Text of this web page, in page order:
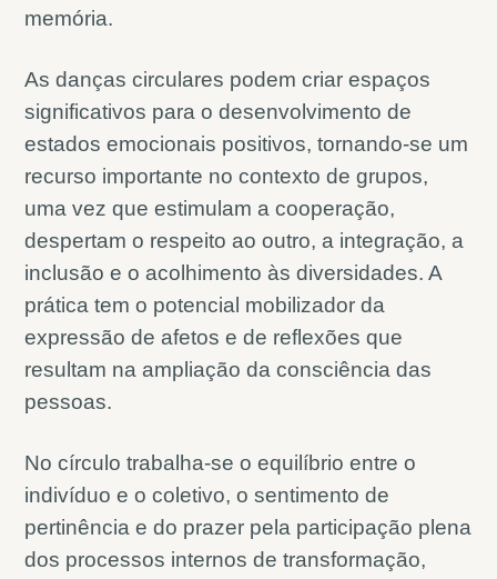
memória.
As danças circulares podem criar espaços
significativos para o desenvolvimento de
estados emocionais positivos, tornando-se um
recurso importante no contexto de grupos,
uma vez que estimulam a cooperação,
despertam o respeito ao outro, a integração, a
inclusão e o acolhimento às diversidades. A
prática tem o potencial mobilizador da
expressão de afetos e de reflexões que
resultam na ampliação da consciência das
pessoas.
No círculo trabalha-se o equilíbrio entre o
indivíduo e o coletivo, o sentimento de
pertinência e do prazer pela participação plena
dos processos internos de transformação,